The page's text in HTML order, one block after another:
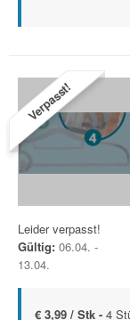
Verpasst!
Leider verpasst!
Gültig: 06.04. -
13.04.
€ 3,99 / Stk - 4